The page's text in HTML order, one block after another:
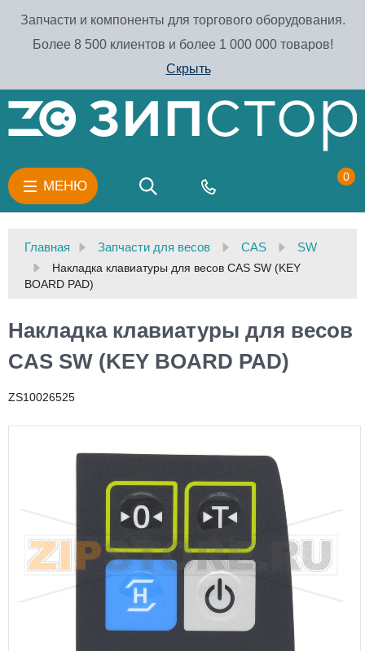
Запчасти и компоненты для торгового оборудования.
Более 8 500 клиентов и более 1 000 000 товаров!
Скрыть
МЕНЮ
0
Главная Запчасти для весов CAS SW
Накладка клавиатуры для весов CAS SW (KEY
BOARD PAD)
Накладка клавиатуры для весов
CAS SW (KEY BOARD PAD)
ZS10026525